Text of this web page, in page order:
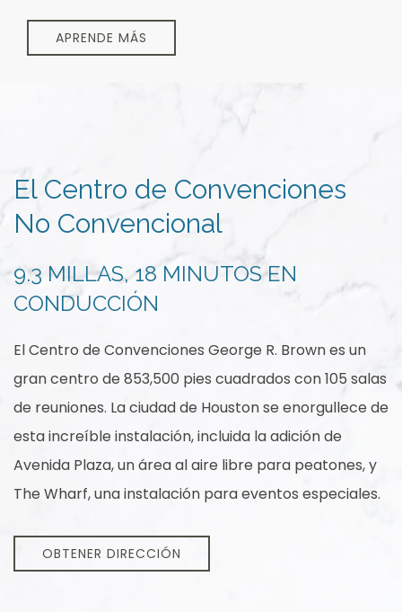
APRENDE MÁS
El Centro de Convenciones
No Convencional
9.3 MILLAS, 18 MINUTOS EN
CONDUCCIÓN
El Centro de Convenciones George R. Brown es un
gran centro de 853,500 pies cuadrados con 105 salas
de reuniones. La ciudad de Houston se enorgullece de
esta increíble instalación, incluida la adición de
Avenida Plaza, un área al aire libre para peatones, y
The Wharf, una instalación para eventos especiales.
OBTENER DIRECCIÓN